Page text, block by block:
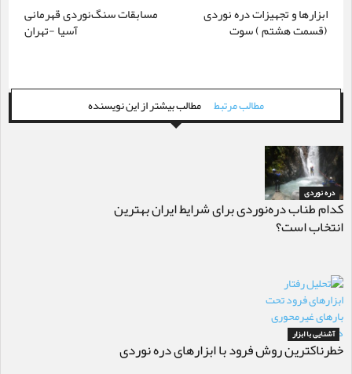
ابزارها و تجهیزات دره نوردی
(قسمت هشتم ) سوت
مسابقات سنگ‌نوردی قهرمانی
آسیا -تهران
مطالب مرتبط مطالب بیشتر از این نویسنده
دره نوردی
کدام طناب دره‌نوردی برای شرایط ایران بهترین
انتخاب است؟
آشنایی با ابزار
خطرناکترین روش فرود با ابزارهای دره نوردی